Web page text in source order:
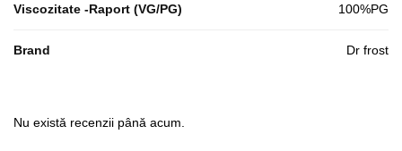
Viscozitate -Raport (VG/PG) 100%PG
Brand Dr frost
Nu există recenzii până acum.